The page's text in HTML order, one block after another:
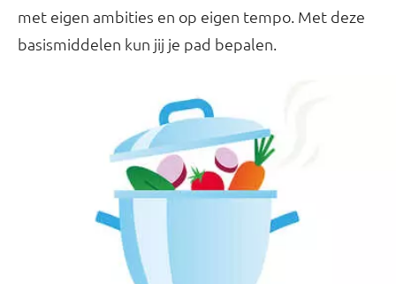
met eigen ambities en op eigen tempo. Met deze
basismiddelen kun jij je pad bepalen.